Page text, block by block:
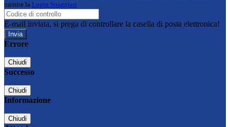
tramite la Login Spaggiari
E-mail inviata, si prega di controllare la casella di posta elettronica!
Errore
Chiudi
Successo
Chiudi
Informazione
Chiudi